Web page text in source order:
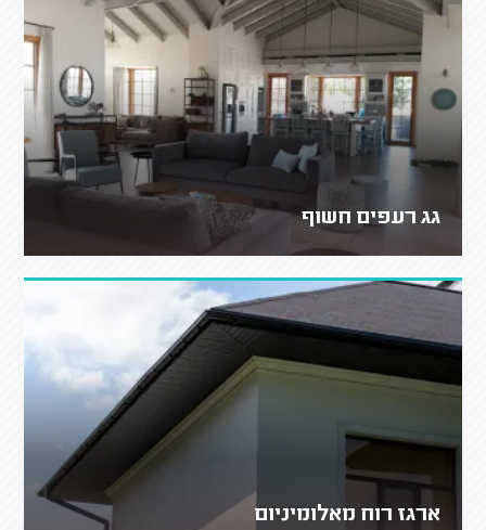
גג רעפים חשוף
ארגז רוח מאלומיניום